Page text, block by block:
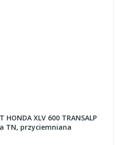
XLV 600 TRANSALP
TN, przyciemniana